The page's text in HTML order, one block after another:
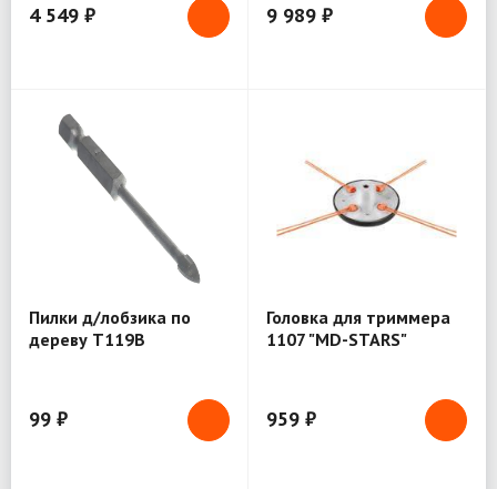
4 549 ₽ 9 989 ₽
Пилки д/лобзика по
дереву Т119В
99 ₽
Головка для триммера
1107 "MD-STARS"
959 ₽